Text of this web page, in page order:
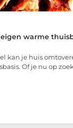
warme
kan je huis
Of je nu op